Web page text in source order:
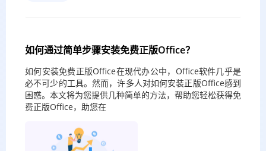
如何通过简单步骤安装免费正版Office？
如何安装免费正版Office在现代办公中，Office软件几乎是
必不可少的工具。然而，许多人对如何安装正版Office感到
困惑。本文将为您提供几种简单的方法，帮助您轻松获得免
费正版Office，助您在